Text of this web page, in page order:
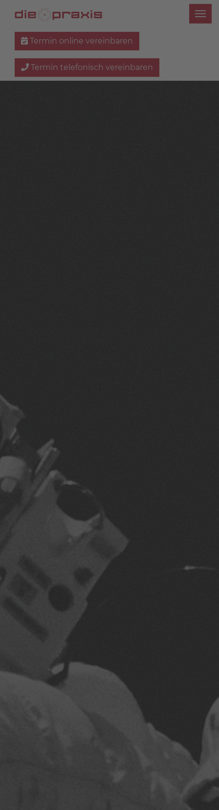
Termin online vereinbaren
Termin telefonisch vereinbaren